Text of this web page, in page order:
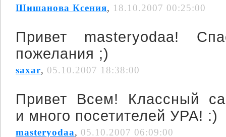
Шишанова Ксения, 18.10.2007 00:25:00
Привет masteryodaa!
пожелания ;)
saxar, 05.10.2007 18:38:00
Привет Всем! Классный
и много посетителей УРА! :)
masteryodaa, 05.10.2007 06:09:00